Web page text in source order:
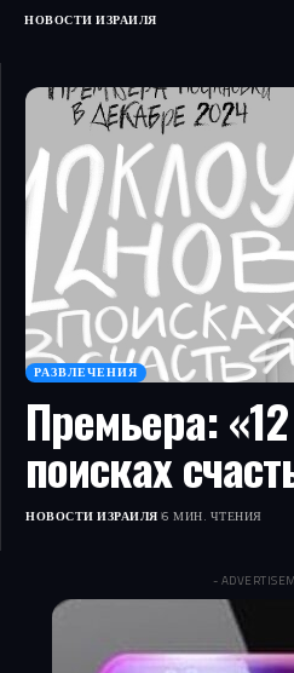
НОВОСТИ ИЗРАИЛЯ
РАЗВЛЕЧЕНИЯ
Премьера:
поисках
НОВОСТИ ИЗРАИЛЯ 6 МИН. ЧТЕНИЯ
-